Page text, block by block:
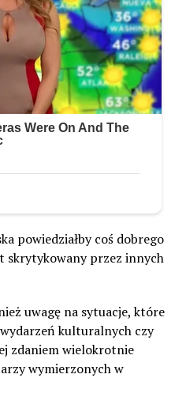
powiedziałby coś dobrego
skrytykowany przez innych
uwagę na sytuacje, które
kulturalnych czy
zdaniem wielokrotnie
wymierzonych w